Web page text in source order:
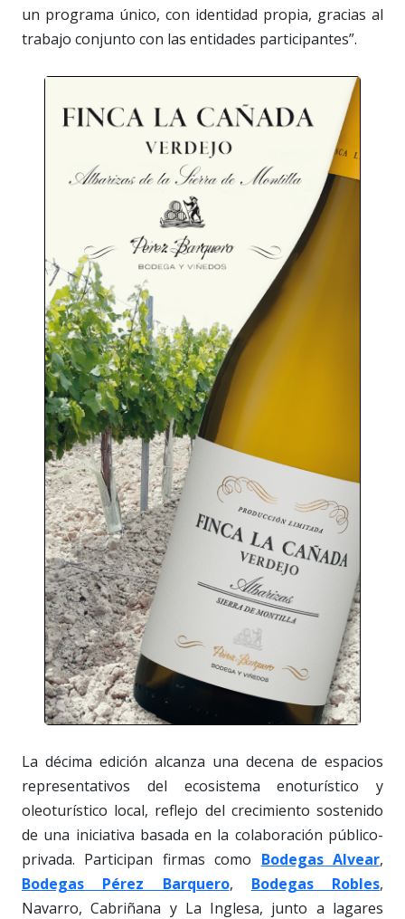
un programa único, con identidad propia, gracias al
trabajo conjunto con las entidades participantes”.
La décima edición alcanza una decena de espacios
representativos del ecosistema enoturístico y
oleoturístico local, reflejo del crecimiento sostenido
de una iniciativa basada en la colaboración público-
privada. Participan firmas como Bodegas Alvear,
Bodegas Pérez Barquero, Bodegas Robles,
Navarro, Cabriñana y La Inglesa, junto a lagares